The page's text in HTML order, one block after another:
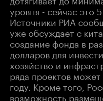
уровня - сейчас это
Источники РИА
уже обсуждает с
создание фонда в
долларов для
хозяйство и
ряда проектов
году. Кроме того,
возможность